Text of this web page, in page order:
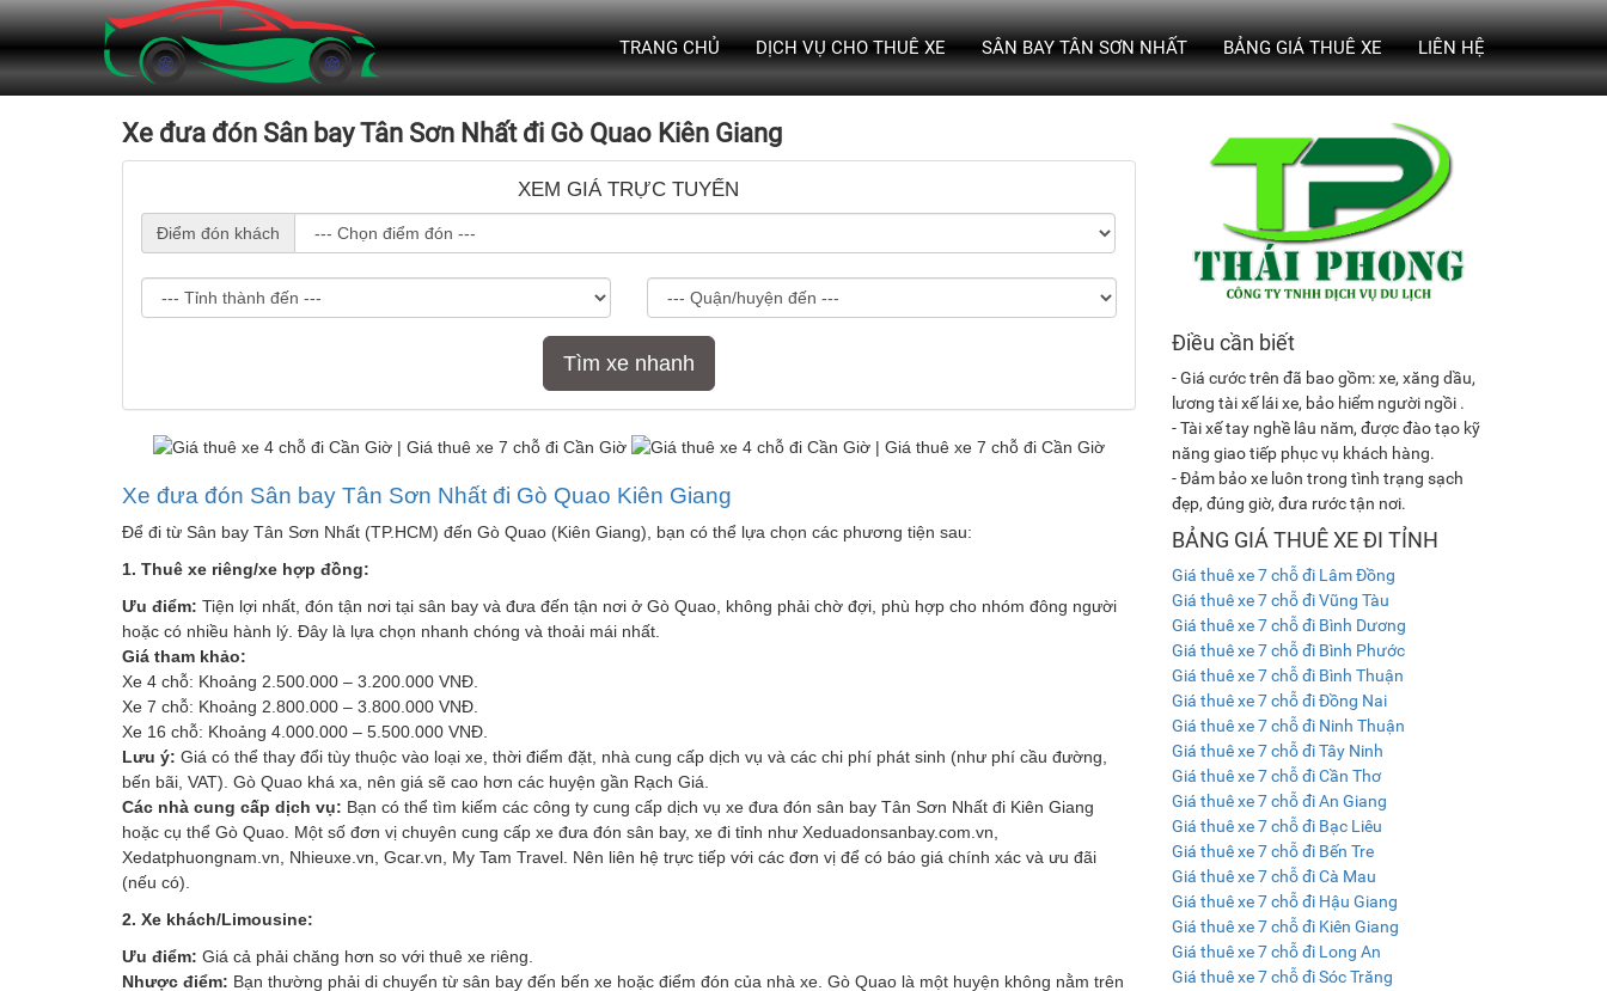
TRANG CHỦ DỊCH VỤ CHO THUÊ XE SÂN BAY TÂN SƠN NHẤT BẢNG GIÁ THUÊ XE LIÊN HỆ
Xe đưa đón Sân bay Tân Sơn Nhất đi Gò Quao Kiên Giang
XEM GIÁ TRỰC TUYẾN
Điểm đón khách
Tìm xe nhanh
Xe đưa đón Sân bay Tân Sơn Nhất đi Gò Quao Kiên Giang
Để đi từ Sân bay Tân Sơn Nhất (TP.HCM) đến Gò Quao (Kiên Giang), bạn có thể lựa chọn các phương tiện sau:
1. Thuê xe riêng/xe hợp đồng:
Ưu điểm: Tiện lợi nhất, đón tận nơi tại sân bay và đưa đến tận nơi ở Gò Quao, không phải chờ đợi, phù hợp cho nhóm đông người
hoặc có nhiều hành lý. Đây là lựa chọn nhanh chóng và thoải mái nhất.
Giá tham khảo:
Xe 4 chỗ: Khoảng 2.500.000 – 3.200.000 VNĐ.
Xe 7 chỗ: Khoảng 2.800.000 – 3.800.000 VNĐ.
Xe 16 chỗ: Khoảng 4.000.000 – 5.500.000 VNĐ.
Lưu ý: Giá có thể thay đổi tùy thuộc vào loại xe, thời điểm đặt, nhà cung cấp dịch vụ và các chi phí phát sinh (như phí cầu đường,
bến bãi, VAT). Gò Quao khá xa, nên giá sẽ cao hơn các huyện gần Rạch Giá.
Các nhà cung cấp dịch vụ: Bạn có thể tìm kiếm các công ty cung cấp dịch vụ xe đưa đón sân bay Tân Sơn Nhất đi Kiên Giang
hoặc cụ thể Gò Quao. Một số đơn vị chuyên cung cấp xe đưa đón sân bay, xe đi tỉnh như Xeduadonsanbay.com.vn,
Xedatphuongnam.vn, Nhieuxe.vn, Gcar.vn, My Tam Travel. Nên liên hệ trực tiếp với các đơn vị để có báo giá chính xác và ưu đãi
(nếu có).
2. Xe khách/Limousine:
Ưu điểm: Giá cả phải chăng hơn so với thuê xe riêng.
Nhược điểm: Bạn thường phải di chuyển từ sân bay đến bến xe hoặc điểm đón của nhà xe. Gò Quao là một huyện không nằm trên
Điều cần biết
- Giá cước trên đã bao gồm: xe, xăng dầu,
lương tài xế lái xe, bảo hiểm người ngồi .
- Tài xế tay nghề lâu năm, được đào tạo kỹ
năng giao tiếp phục vụ khách hàng.
- Đảm bảo xe luôn trong tình trạng sạch
đẹp, đúng giờ, đưa rước tận nơi.
BẢNG GIÁ THUÊ XE ĐI TỈNH
Giá thuê xe 7 chỗ đi Lâm Đồng
Giá thuê xe 7 chỗ đi Vũng Tàu
Giá thuê xe 7 chỗ đi Bình Dương
Giá thuê xe 7 chỗ đi Bình Phước
Giá thuê xe 7 chỗ đi Bình Thuận
Giá thuê xe 7 chỗ đi Đồng Nai
Giá thuê xe 7 chỗ đi Ninh Thuận
Giá thuê xe 7 chỗ đi Tây Ninh
Giá thuê xe 7 chỗ đi Cần Thơ
Giá thuê xe 7 chỗ đi An Giang
Giá thuê xe 7 chỗ đi Bạc Liêu
Giá thuê xe 7 chỗ đi Bến Tre
Giá thuê xe 7 chỗ đi Cà Mau
Giá thuê xe 7 chỗ đi Hậu Giang
Giá thuê xe 7 chỗ đi Kiên Giang
Giá thuê xe 7 chỗ đi Long An
Giá thuê xe 7 chỗ đi Sóc Trăng